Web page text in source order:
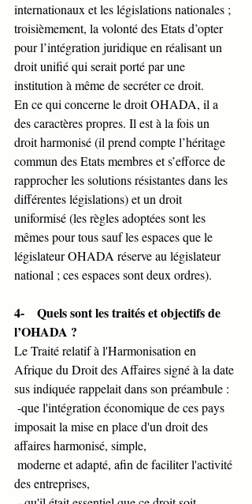
internationaux et les législations nationales ;
troisièmement, la volonté des Etats d’opter
pour l’intégration juridique en réalisant un
droit unifié qui serait porté par une
institution à même de secréter ce droit.
En ce qui concerne le droit OHADA, il a
des caractères propres. Il est à la fois un
droit harmonisé (il prend compte l’héritage
commun des Etats membres et s’efforce de
rapprocher les solutions résistantes dans les
différentes législations) et un droit
uniformisé (les règles adoptées sont les
mêmes pour tous sauf les espaces que le
législateur OHADA réserve au législateur
national ; ces espaces sont deux ordres).
4-    Quels sont les traités et objectifs de
l’OHADA ?
Le Traité relatif à l'Harmonisation en
Afrique du Droit des Affaires signé à la date
sus indiquée rappelait dans son préambule :
imposait la mise en place d'un droit des
affaires harmonisé, simple,
des entreprises,